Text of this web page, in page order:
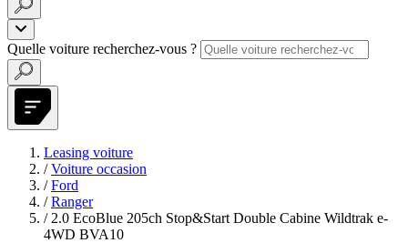
Quelle voiture recherchez-vous ?
Leasing voiture
/ Voiture occasion
/ Ford
/ Ranger
/ 2.0 EcoBlue 205ch Stop&Start Double Cabine Wildtrak e-
4WD BVA10